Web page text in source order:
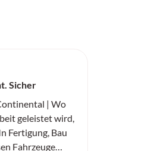
Sicher
| Wo
geleistet wird,
Fertigung, Bau
Fahrzeuge